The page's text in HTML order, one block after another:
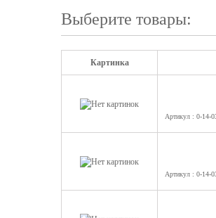
Выберите товары:
Картинка
Артикул : 0-14-
Артикул : 0-14-